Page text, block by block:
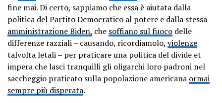
fine mai. Di certo, sappiamo che essa è aiutata dalla
politica del Partito Democratico al potere e dalla stessa
amministrazione Biden, che soffiano sul fuoco delle
differenze razziali – causando, ricordiamolo, violenze
talvolta letali – per praticare una politica del divide et
impera che lasci tranquilli gli oligarchi loro padroni nel
saccheggio praticato sulla popolazione americana ormai
sempre più disperata.